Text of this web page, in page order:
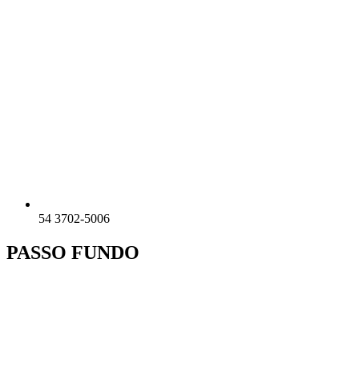
54 3702-5006
PASSO FUNDO